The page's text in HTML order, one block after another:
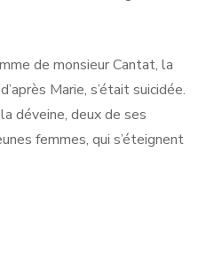
de monsieur Cantat, la
Marie, s’était suicidée.
déveine, deux de ses
femmes, qui s’éteignent